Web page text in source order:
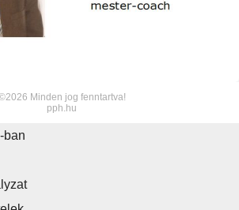
Minden jog fenntartva!
pph.hu
ban